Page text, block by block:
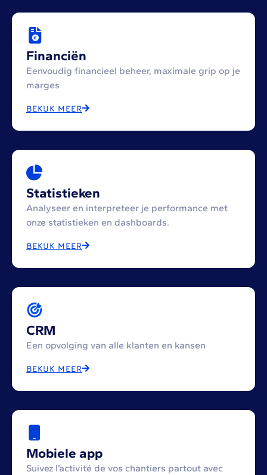
Financiën
Eenvoudig financieel beheer, maximale grip op je
marges
BEKIJK MEER
Statistieken
Analyseer en interpreteer je performance met
onze statistieken en dashboards.
BEKIJK MEER
CRM
Een opvolging van alle klanten en kansen
BEKIJK MEER
Mobiele app
Suivez l’activité de vos chantiers partout avec